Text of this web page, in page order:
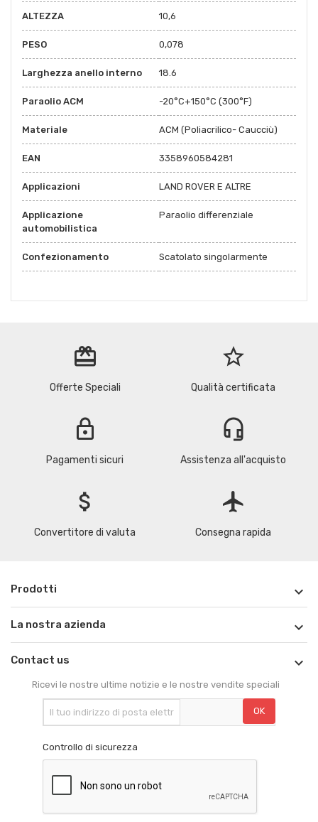
ALTEZZA 10,6
PESO 0,078
Larghezza anello interno 18.6
Paraolio ACM -20°C+150°C (300°F)
Materiale ACM (Poliacrilico- Caucciù)
EAN 3358960584281
Applicazioni LAND ROVER E ALTRE
Applicazione
automobilistica
Paraolio differenziale
Confezionamento Scatolato singolarmente
redeem
Offerte Speciali
star_border
Qualità certificata
lock
Pagamenti sicuri
headset_mic
Assistenza all'acquisto
attach_money
Convertitore di valuta
flight
Consegna rapida
Prodotti 
La nostra azienda 
Contact us 
Ricevi le nostre ultime notizie e le nostre vendite speciali
Controllo di sicurezza